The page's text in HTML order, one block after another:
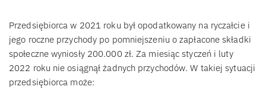
Przedsiębiorca w 2021 roku był opodatkowany na ryczałcie i
jego roczne przychody po pomniejszeniu o zapłacone składki
społeczne wyniosły 200.000 zł. Za miesiąc styczeń i luty
2022 roku nie osiągnął żadnych przychodów. W takiej sytuacji
przedsiębiorca może: